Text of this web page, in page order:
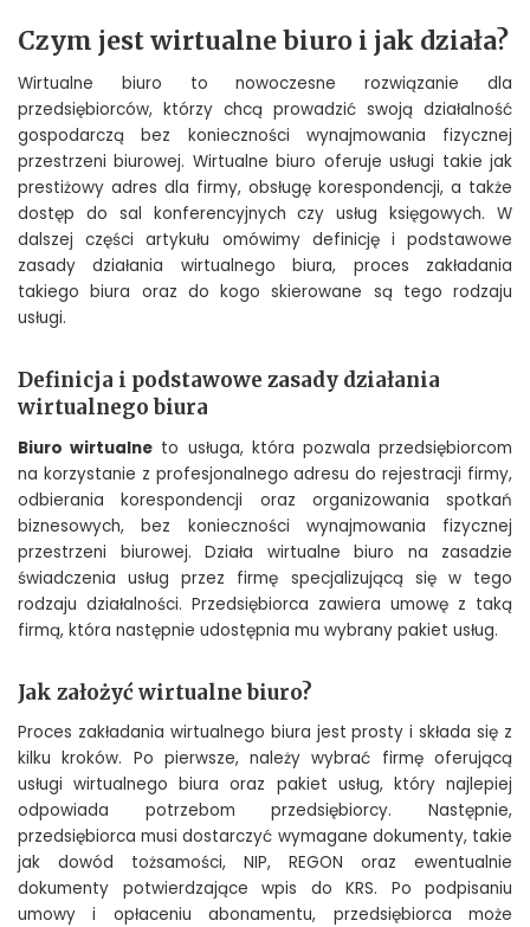
Czym jest wirtualne biuro i jak działa?
Wirtualne biuro to nowoczesne rozwiązanie dla
przedsiębiorców, którzy chcą prowadzić swoją działalność
gospodarczą bez konieczności wynajmowania fizycznej
przestrzeni biurowej. Wirtualne biuro oferuje usługi takie jak
prestiżowy adres dla firmy, obsługę korespondencji, a także
dostęp do sal konferencyjnych czy usług księgowych. W
dalszej części artykułu omówimy definicję i podstawowe
zasady działania wirtualnego biura, proces zakładania
takiego biura oraz do kogo skierowane są tego rodzaju
usługi.
Definicja i podstawowe zasady działania
wirtualnego biura
Biuro wirtualne to usługa, która pozwala przedsiębiorcom
na korzystanie z profesjonalnego adresu do rejestracji firmy,
odbierania korespondencji oraz organizowania spotkań
biznesowych, bez konieczności wynajmowania fizycznej
przestrzeni biurowej. Działa wirtualne biuro na zasadzie
świadczenia usług przez firmę specjalizującą się w tego
rodzaju działalności. Przedsiębiorca zawiera umowę z taką
firmą, która następnie udostępnia mu wybrany pakiet usług.
Jak założyć wirtualne biuro?
Proces zakładania wirtualnego biura jest prosty i składa się z
kilku kroków. Po pierwsze, należy wybrać firmę oferującą
usługi wirtualnego biura oraz pakiet usług, który najlepiej
odpowiada potrzebom przedsiębiorcy. Następnie,
przedsiębiorca musi dostarczyć wymagane dokumenty, takie
jak dowód tożsamości, NIP, REGON oraz ewentualnie
dokumenty potwierdzające wpis do KRS. Po podpisaniu
umowy i opłaceniu abonamentu, przedsiębiorca może